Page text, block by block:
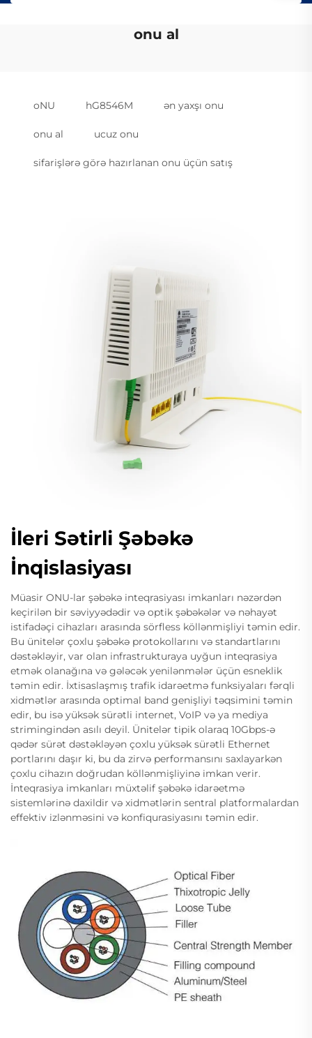
onu al
oNU hG8546M ən yaxşı onu
onu al ucuz onu
sifarişlərə görə hazırlanan onu üçün satış
İleri Sətirli Şəbəkə
İnqislasiyası
Müasir ONU-lar şəbəkə inteqrasiyası imkanları nəzərdən
keçirilən bir səviyyədədir və optik şəbəkələr və nəhayət
istifadəçi cihazları arasında sörfless köllənmişliyi təmin edir.
Bu ünitelər çoxlu şəbəkə protokollarını və standartlarını
dəstəkləyir, var olan infrastrukturaya uyğun inteqrasiya
etmək olanağına və gələcək yenilənmələr üçün esneklik
təmin edir. İxtisaslaşmış trafik idarəetmə funksiyaları fərqli
xidmətlər arasında optimal band genişliyi təqsimini təmin
edir, bu isə yüksək sürətli internet, VoIP və ya mediya
strimingindən asılı deyil. Ünitelər tipik olaraq 10Gbps-ə
qədər sürət dəstəkləyən çoxlu yüksək sürətli Ethernet
portlarını daşır ki, bu da zirvə performansını saxlayarkən
çoxlu cihazın doğrudan köllənmişliyinə imkan verir.
İnteqrasiya imkanları müxtəlif şəbəkə idarəetmə
sistemlərinə daxildir və xidmətlərin sentral platformalardan
effektiv izlənməsini və konfiqurasiyasını təmin edir.